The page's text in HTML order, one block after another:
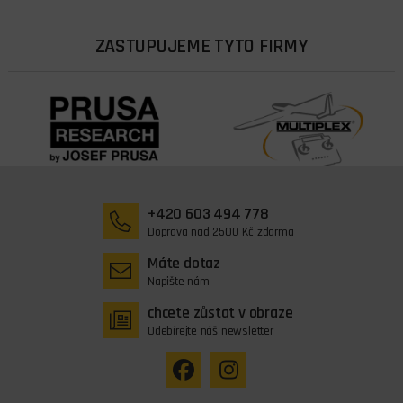
ZASTUPUJEME TYTO FIRMY
+420 603 494 778
Doprava nad 2500 Kč zdarma
Máte dotaz
Napište nám
chcete zůstat v obraze
Odebírejte náš newsletter